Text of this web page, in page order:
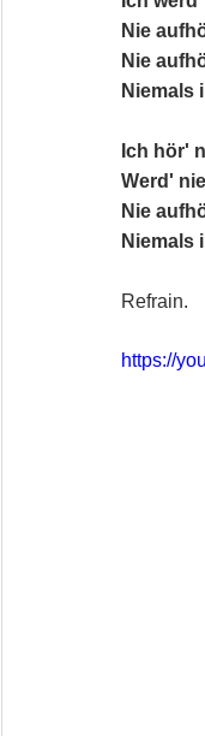
Nie
Nie
Niemals
Ich hör'
Werd'
Nie
Niemals
Refrain.
https://